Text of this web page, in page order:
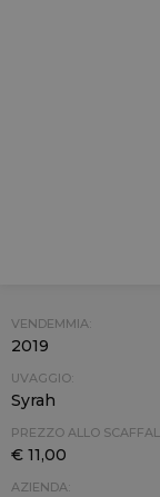
VENDEMMIA:
2019
UVAGGIO:
Syrah
PREZZO ALLO
€ 11,00
AZIENDA: